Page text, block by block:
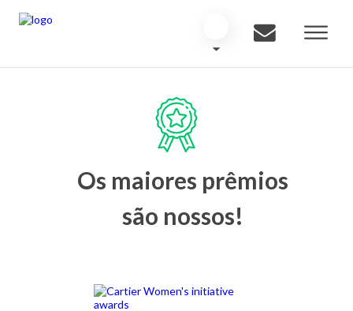
Os maiores prêmios
são nossos!